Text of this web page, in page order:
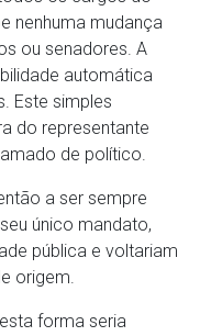
nenhuma mudança
ou senadores. A
automática
Este simples
do representante
de político.
a ser sempre
único mandato,
pública e voltariam
origem.
forma seria